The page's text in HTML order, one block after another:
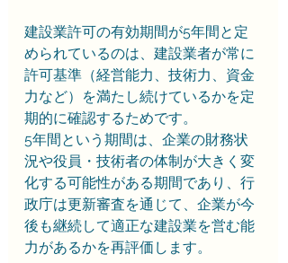
建設業許可の有効期間が5年間と定
められているのは、建設業者が常に
許可基準（経営能力、技術力、資金
力など）を満たし続けているかを定
期的に確認するためです。
5年間という期間は、企業の財務状
況や役員・技術者の体制が大きく変
化する可能性がある期間であり、行
政庁は更新審査を通じて、企業が今
後も継続して適正な建設業を営む能
力があるかを再評価します。